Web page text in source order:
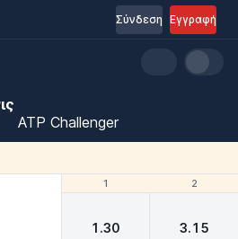
Εγγραφή
Σύνδεση
ATP Challenger
1 2
1 2
1.30 3.15